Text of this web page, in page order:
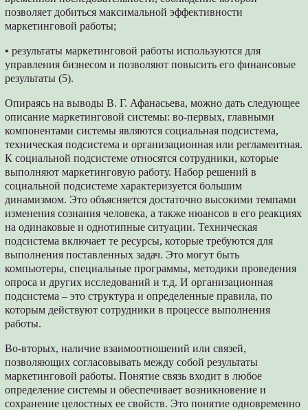
позволяет добиться максимальной эффективности
маркетинговой работы;
• результаты маркетинговой работы используются для
управления бизнесом и позволяют повысить его финансовые
результаты (5).
Опираясь на выводы В. Г. Афанасьева, можно дать следующее
описание маркетинговой системы: во-первых, главными
компонентами системы являются социальная подсистема,
техническая подсистема и организационная или регламентная.
К социальной подсистеме относятся сотрудники, которые
выполняют маркетинговую работу. Набор решений в
социальной подсистеме характеризуется большим
динамизмом. Это объясняется достаточно высокими темпами
изменения сознания человека, а также нюансов в его реакциях
на одинаковые и однотипные ситуации. Техническая
подсистема включает те ресурсы, которые требуются для
выполнения поставленных задач. Это могут быть
компьютеры, специальные программы, методики проведения
опроса и других исследований и т.д. И организационная
подсистема – это структура и определенные правила, по
которым действуют сотрудники в процессе выполнения
работы.
Во-вторых, наличие взаимоотношений или связей,
позволяющих согласовывать между собой результаты
маркетинговой работы. Понятие связь входит в любое
определение системы и обеспечивает возникновение и
сохранение целостных ее свойств. Это понятие одновременно